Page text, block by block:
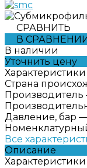
СРАВНИТЬ
В
В наличии
Уточнить цену
Характеристики
Страна
Производитель
Давление, бар
Все
Описание
Характеристики